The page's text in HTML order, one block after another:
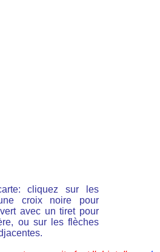
cliquez sur les
croix noire pour
avec un tiret pour
ou sur les flèches